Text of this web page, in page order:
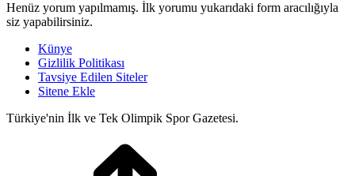
Henüz yorum yapılmamış. İlk yorumu yukarıdaki form aracılığıyla
siz yapabilirsiniz.
Künye
Gizlilik Politikası
Tavsiye Edilen Siteler
Sitene Ekle
Türkiye'nin İlk ve Tek Olimpik Spor Gazetesi.